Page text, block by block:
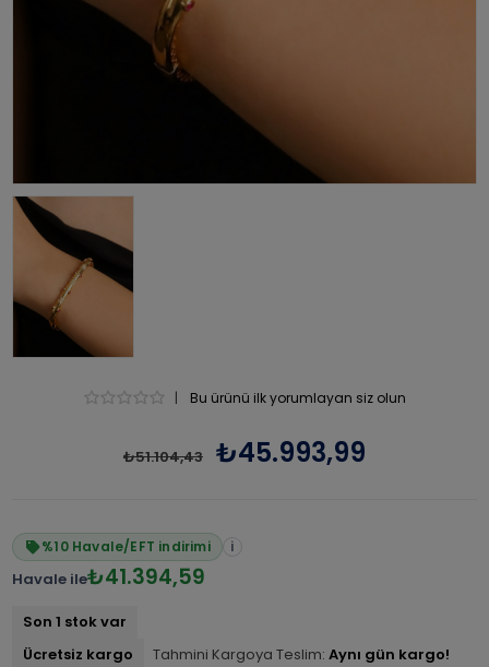
| Bu ürünü ilk yorumlayan siz olun
₺51.104,43 ₺45.993,99
%10 Havale/EFT indirimi i
Havale ile₺41.394,59
Son 1 stok var
Ücretsiz kargo
Tahmini Kargoya Teslim: Aynı gün kargo!